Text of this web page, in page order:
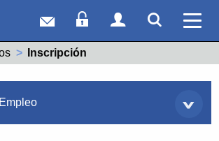
Correo webAcceso Socios
Acceso
Actual:
Inscripción